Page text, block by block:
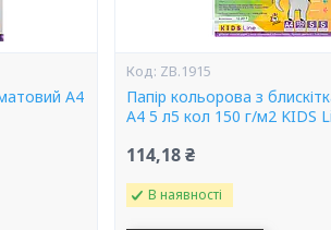
А4
ZB.1915
Папір кольорова з
А4 5 л5 кол 150 г/м2 KIDS
114,18 ₴
В наявності